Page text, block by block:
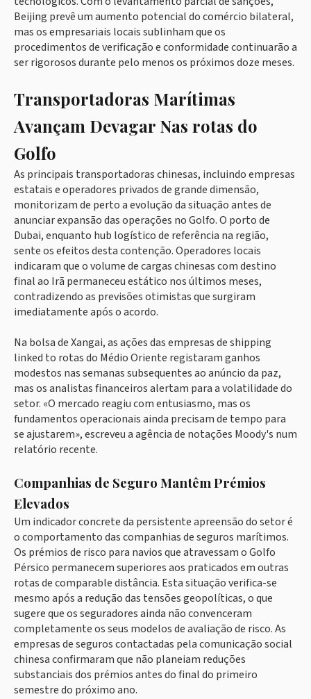
Beijing prevê um aumento potencial do comércio bilateral,
mas os empresariais locais sublinham que os
procedimentos de verificação e conformidade continuarão a
ser rigorosos durante pelo menos os próximos doze meses.
Transportadoras Marítimas
Avançam Devagar Nas rotas do
Golfo
As principais transportadoras chinesas, incluindo empresas
estatais e operadores privados de grande dimensão,
monitorizam de perto a evolução da situação antes de
anunciar expansão das operações no Golfo. O porto de
Dubai, enquanto hub logístico de referência na região,
sente os efeitos desta contenção. Operadores locais
indicaram que o volume de cargas chinesas com destino
final ao Irã permaneceu estático nos últimos meses,
contradizendo as previsões otimistas que surgiram
imediatamente após o acordo.
Na bolsa de Xangai, as ações das empresas de shipping
linked to rotas do Médio Oriente registaram ganhos
modestos nas semanas subsequentes ao anúncio da paz,
mas os analistas financeiros alertam para a volatilidade do
setor. «O mercado reagiu com entusiasmo, mas os
fundamentos operacionais ainda precisam de tempo para
se ajustarem», escreveu a agência de notações Moody's num
relatório recente.
Companhias de Seguro Mantêm Prémios
Elevados
Um indicador concrete da persistente apreensão do setor é
o comportamento das companhias de seguros marítimos.
Os prémios de risco para navios que atravessam o Golfo
Pérsico permanecem superiores aos praticados em outras
rotas de comparable distância. Esta situação verifica-se
mesmo após a redução das tensões geopolíticas, o que
sugere que os seguradores ainda não convenceram
completamente os seus modelos de avaliação de risco. As
empresas de seguros contactadas pela comunicação social
chinesa confirmaram que não planeiam reduções
substanciais dos prémios antes do final do primeiro
semestre do próximo ano.